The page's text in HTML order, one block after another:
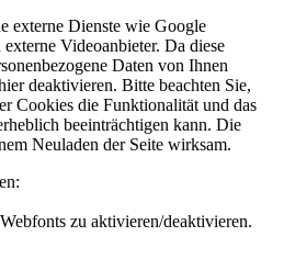
externe Dienste wie Google
Videoanbieter. Da diese
Daten von Ihnen
deaktivieren. Bitte beachten Sie,
Cookies die Funktionalität und das
beeinträchtigen kann. Die
Neuladen der Seite wirksam.
zu aktivieren/deaktivieren.